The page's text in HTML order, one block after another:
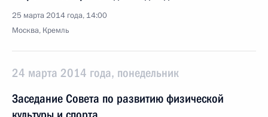
25 марта 2014 года, 14:00
Москва, Кремль
24 марта 2014 года, понедельник
Заседание Совета по развитию физической